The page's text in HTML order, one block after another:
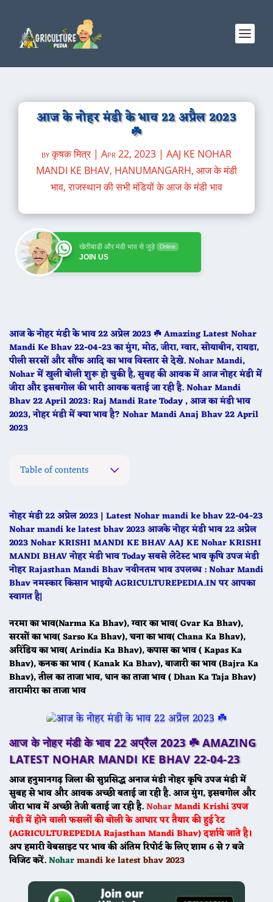
आज के नोहर मंडी के भाव 22 अप्रैल 2023
☘️
byकृषक मित्र | Apr 22, 2023 | AAJ KE NOHAR
MANDI KE BHAV, HANUMANGARH, आज के मंडी
भाव,राजस्थान की सभी मंडियों के आज के मंडी भाव
खेतीबाड़ी और मंडी भाव से जुड़े Online
JOIN US
आज के नोहर मंडी के भाव 22 अप्रेल 2023 ☘️ Amazing Latest Nohar
Mandi Ke Bhav 22-04-23 का मुंग, मोठ, जीरा, ग्वार, सोयाबीन, रायडा,
पीली सरसों और सौंफ आदि का भाव विस्तार से देखे. Nohar Mandi,
Nohar में खुली बोली शुरू हो चुकी है, सुबह की आवक में आज नोहर मंडी में
जीरा और इसबगोल की भारी आवक बताई जा रही है. Nohar Mandi
Bhav 22 April 2023: Raj Mandi Rate Today , आज का मंडी भाव
2023, नोहर मंडी में क्या भाव है? Nohar Mandi Anaj Bhav 22 April
2023
Table of contents
नोहर मंडी 22 अप्रेल 2023 | Latest Nohar mandi ke bhav 22-04-23
Nohar mandi ke latest bhav 2023 आजके नोहर मंडी भाव 22 अप्रेल
2023 Nohar KRISHI MANDI KE BHAV AAJ KE Nohar KRISHI
MANDI BHAV नोहर मंडी भाव Today सबसे लेटेस्ट भाव कृषि उपज मंडी
नोहर Rajasthan Mandi Bhav नवीनतम भाव उपलब्ध : Nohar Mandi
Bhav नमस्कार किसान भाइयो AGRICULTUREPEDIA.IN पर आपका
स्वागत है|
नरमा का भाव(Narma Ka Bhav), ग्वार का भाव( Gvar Ka Bhav),
सरसों का भाव( Sarso Ka Bhav), चना का भाव( Chana Ka Bhav),
अरिंडिय का भाव( Arindia Ka Bhav), कपास का भाव ( Kapas Ka
Bhav), कनक का भाव ( Kanak Ka Bhav), बाजारी का भाव (Bajra Ka
Bhav), तील का ताजा भाव, धान का ताजा भाव ( Dhan Ka Taja Bhav)
तारामीरा का ताजा भाव
आज के नोहर मंडी के भाव 22 अप्रैल 2023 ☘️ AMAZING
LATEST NOHAR MANDI KE BHAV 22-04-23
आज हनुमानगढ़ जिला की सुप्रसिद्ध अनाज मंडी नोहर कृषि उपज मंडी में
सुबह से भाव और आवक अच्छी बताई जा रही है. आज मुंग, इसबगोल और
जीरा भाव में अच्छी तेजी बताई जा रही है.NoharMandiKrishi उपज
मंडी में होने वाली फसलों की बोली के आधार पर तैयार की हुई रेट
(AGRICULTUREPEDIA Rajasthan Mandi Bhav) दर्शाये जाते है।
अप हमारी वेबसाइट पर भाव की अंतिम रिपोर्ट के लिए शाम 6 से 7 बजे
विजिट करें.Noharmandi ke latest bhav 2023